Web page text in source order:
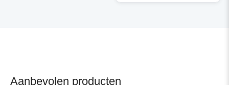
Aanbevolen producten